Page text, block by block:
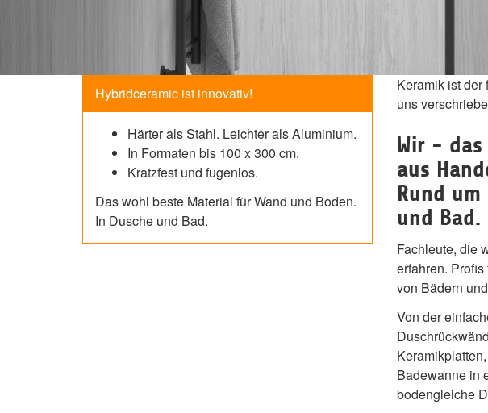
Hybridceramic ist innovativ!
Härter als Stahl. Leichter als Aluminium.
In Formaten bis 100 x 300 cm.
Kratzfest und fugenlos.
Das wohl beste Material für Wand und Boden.
In Dusche und Bad.
Keramik ist
uns
Wir -
aus
Rund um
und Bad.
Fachleute, die
erfahren.
von Bädern
Von der
Badewanne in
bodengleiche